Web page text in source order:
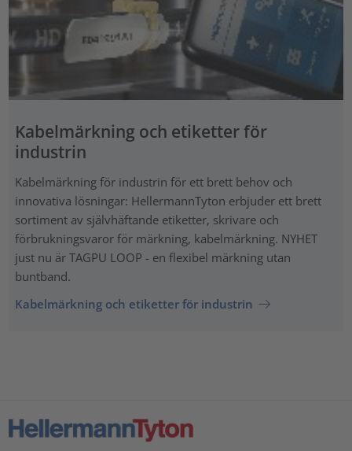
Kabelmärkning och etiketter för
industrin
Kabelmärkning för industrin för ett brett behov och
innovativa lösningar: HellermannTyton erbjuder ett brett
sortiment av självhäftande etiketter, skrivare och
förbrukningsvaror för märkning, kabelmärkning. NYHET
just nu är TAGPU LOOP - en flexibel märkning utan
buntband.
Kabelmärkning och etiketter för industrin